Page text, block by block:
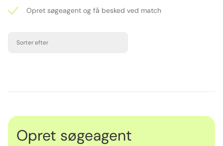
Opret søgeagent og få besked ved match
Sorter efter
Opret søgeagent